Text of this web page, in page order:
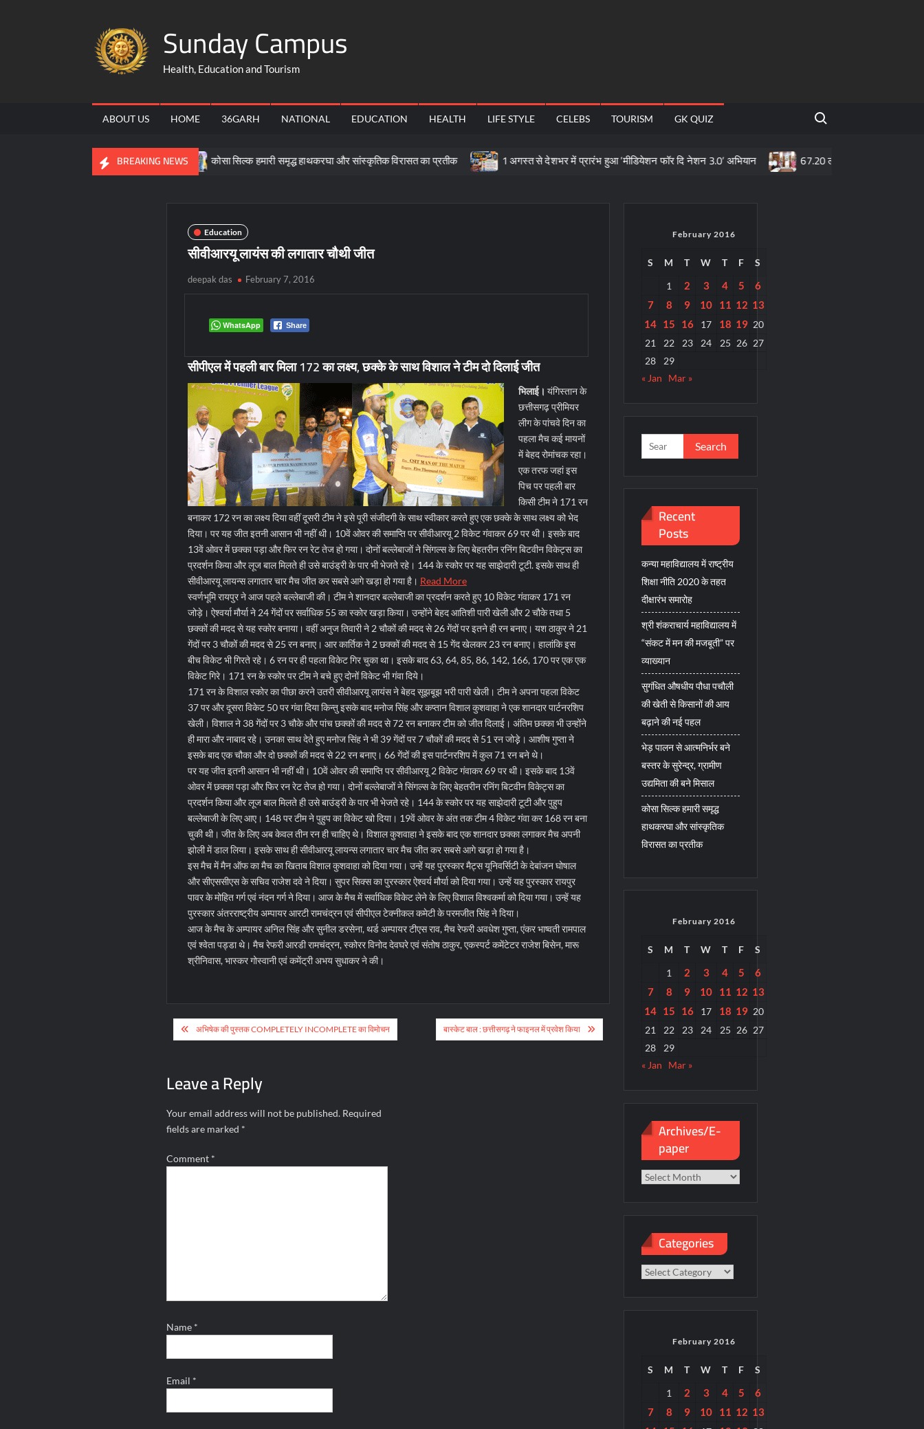
Sunday Campus
Health, Education and Tourism
ABOUT US HOME 36GARH NATIONAL EDUCATION HEALTH LIFE STYLE CELEBS TOURISM GK QUIZ
Search for:
BREAKING NEWS
उद्यमिता की बने मिसाल कोसा सिल्क हमारी समृद्ध हाथकरघा और सांस्कृतिक विरासत का प्रतीक 1 अगस्त से देशभर में प्रारंभ हुआ ’मीडियेशन फॉर दि नेशन 3.0’ अभियान 67.20 लाख माताओं के खातों में पहुँची महतारी
Education
सीवीआरयू लायंस की लगातार चौथी जीत
deepak das February 7, 2016
WhatsApp Share
सीपीएल में पहली बार मिला 172 का लक्ष्य, छक्के के साथ विशाल ने टीम दो दिलाई जीत
भिलाई। यंगिस्तान के
छत्तीसगढ़ प्रीमियर
लीग के पांचवे दिन का
पहला मैच कई मायनों
में बेहद रोमांचक रहा।
एक तरफ जहां इस
पिच पर पहली बार
किसी टीम ने 171 रन
बनाकर 172 रन का लक्ष्य दिया वहीं दूसरी टीम ने इसे पूरी संजीदगी के साथ स्वीकार करते हुए एक छक्के के साथ लक्ष्य को भेद
दिया। पर यह जीत इतनी आसान भी नहीं थी। 10वें ओवर की समाप्ति पर सीवीआरयू 2 विकेट गंवाकर 69 पर थी। इसके बाद
13वें ओवर में छक्का पड़ा और फिर रन रेट तेज हो गया। दोनों बल्लेबाजों ने सिंगल्स के लिए बेहतरीन रनिंग बिटवीन विकेट्स का
प्रदर्शन किया और लूज बाल मिलते ही उसे बाउंड्री के पार भी भेजते रहे। 144 के स्कोर पर यह साझेदारी टूटी. इसके साथ ही
सीवीआरयू लायन्स लगातार चार मैच जीत कर सबसे आगे खड़ा हो गया है। Read More
स्वर्णभूमि रायपुर ने आज पहले बल्लेबाजी की। टीम ने शानदार बल्लेबाजी का प्रदर्शन करते हुए 10 विकेट गंवाकर 171 रन
जोड़े। ऐश्वर्या मौर्या ने 24 गेंदों पर सर्वाधिक 55 का स्कोर खड़ा किया। उन्होंने बेहद आतिशी पारी खेली और 2 चौके तथा 5
छक्कों की मदद से यह स्कोर बनाया। वहीं अनुज तिवारी ने 2 चौकों की मदद से 26 गेंदों पर इतने ही रन बनाए। यश ठाकुर ने 21
गेंदों पर 3 चौकों की मदद से 25 रन बनाए। आर कार्तिक ने 2 छक्कों की मदद से 15 गेंद खेलकर 23 रन बनाए। हालांकि इस
बीच विकेट भी गिरते रहे। 6 रन पर ही पहला विकेट गिर चुका था। इसके बाद 63, 64, 85, 86, 142, 166, 170 पर एक एक
विकेट गिरे। 171 रन के स्कोर पर टीम ने बचे हुए दोनों विकेट भी गंवा दिये।
171 रन के विशाल स्कोर का पीछा करने उतरी सीवीआरयू लायंस ने बेहद सूझबूझ भरी पारी खेली। टीम ने अपना पहला विकेट
37 पर और दूसरा विकेट 50 पर गंवा दिया किन्तु इसके बाद मनोज सिंह और कप्तान विशाल कुशवाहा ने एक शानदार पार्टनरशिप
खेली। विशाल ने 38 गेंदों पर 3 चौके और पांच छक्कों की मदद से 72 रन बनाकर टीम को जीत दिलाई। अंतिम छक्का भी उन्होंने
ही मारा और नाबाद रहे। उनका साथ देते हुए मनोज सिंह ने भी 39 गेंदों पर 7 चौकों की मदद से 51 रन जोड़़े। आशीष गुप्ता ने
इसके बाद एक चौका और दो छक्कों की मदद से 22 रन बनाए। 66 गेंदों की इस पार्टनरशिप में कुल 71 रन बने थे।
पर यह जीत इतनी आसान भी नहीं थी। 10वें ओवर की समाप्ति पर सीवीआरयू 2 विकेट गंवाकर 69 पर थी। इसके बाद 13वें
ओवर में छक्का पड़ा और फिर रन रेट तेज हो गया। दोनों बल्लेबाजों ने सिंगल्स के लिए बेहतरीन रनिंग बिटवीन विकेट्स का
प्रदर्शन किया और लूज बाल मिलते ही उसे बाउंड्री के पार भी भेजते रहे। 144 के स्कोर पर यह साझेदारी टूटी और पुहुप
बल्लेबाजी के लिए आए। 148 पर टीम ने पुहुप का विकेट खो दिया। 19वें ओवर के अंत तक टीम 4 विकेट गंवा कर 168 रन बना
चुकी थी। जीत के लिए अब केवल तीन रन ही चाहिए थे। विशाल कुशवाहा ने इसके बाद एक शानदार छक्का लगाकर मैच अपनी
झोली में डाल लिया। इसके साथ ही सीवीआरयू लायन्स लगातार चार मैच जीत कर सबसे आगे खड़ा हो गया है।
इस मैच में मैन ऑफ का मैच का खिताब विशाल कुशवाहा को दिया गया। उन्हें यह पुरस्कार मैट्स यूनिवर्सिटी के देबांजन घोषाल
और सीएससीएस के सचिव राजेश दवे ने दिया। सुपर सिक्स का पुरस्कार ऐश्वर्य मौर्या को दिया गया। उन्हें यह पुरस्कार रायपुर
पावर के मोहित गर्ग एवं नंदन गर्ग ने दिया। आज के मैच में सर्वाधिक विकेट लेने के लिए विशाल विश्वकर्मा को दिया गया। उन्हें यह
पुरस्कार अंतरराष्ट्रीय अम्पायर आरटी रामचंद्रन एवं सीपीएल टेक्नीकल कमेटी के परमजीत सिंह ने दिया।
आज के मैच के अम्पायर अनिल सिंह और सुनील डरसेना, थर्ड अम्पायर टीएस राव, मैच रेफरी अवधेश गुप्ता, एंकर भाष्वती रामपाल
एवं श्वेता पड्डा थे। मैच रेफरी आरडी रामचंद्रन, स्कोरर विनोद देवघरे एवं संतोष ठाकुर, एकस्पर्ट कमेंटेटर राजेश बिसेन, मारू
श्रीनिवास, भास्कर गोस्वानी एवं कमेंट्री अभय सुधाकर ने की।
Post
navigation
अभिषेक की पुस्तक COMPLETELY INCOMPLETE का विमोचन बास्केट बाल : छत्तीसगढ़ ने फाइनल में प्रवेश किया
Leave a Reply
Your email address will not be published. Required
fields are marked *
Comment *
Name *
Email *
February 2016
S M T W T F
S
1
2 3 4 5
6
7
8 9 10 11 12 13
14 15 16 17 18 19 20
21
22 23 24 25 26 27
28
29
« Jan
Mar »
Search
for:
Recent
Posts
कन्या महाविद्यालय में राष्ट्रीय
शिक्षा नीति 2020 के तहत
दीक्षारंभ समारोह
श्री शंकराचार्य महाविद्यालय में
“संकट में मन की मजबूती” पर
व्याख्यान
सुगंधित औषधीय पौधा पचौली
की खेती से किसानों की आय
बढ़ाने की नई पहल
भेड़ पालन से आत्मनिर्भर बने
बस्तर के सुरेन्द्र, ग्रामीण
उद्यमिता की बने मिसाल
कोसा सिल्क हमारी समृद्ध
हाथकरघा और सांस्कृतिक
विरासत का प्रतीक
February 2016
S M T W T F
S
1
2 3 4 5
6
7
8 9 10 11 12 13
14 15 16 17 18 19 20
21
22 23 24 25 26 27
28
29
« Jan
Mar »
Archives/E-
paper
Archives/E-
Categories
Categories
February 2016
S M T W T F
S
1
2 3 4 5
6
7
8 9 10 11 12 13